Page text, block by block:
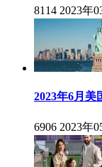
8114 2023年
2023年6月
6906 2023年